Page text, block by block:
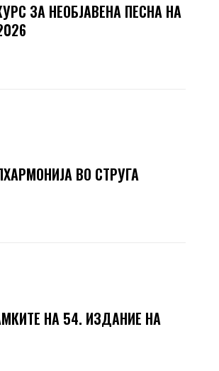
ЗА НЕОБЈАВЕНА ПЕСНА НА
ВО СТРУГА
НА 54. ИЗДАНИЕ НА